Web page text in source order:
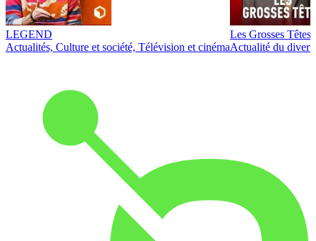
LEGEND
Actualités, Culture et société, Télévision et cinéma
Les Grosses Têtes
Actualité du